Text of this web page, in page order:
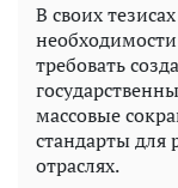
В своих
необходимости
требовать
массовые
стандарты для
отраслях.